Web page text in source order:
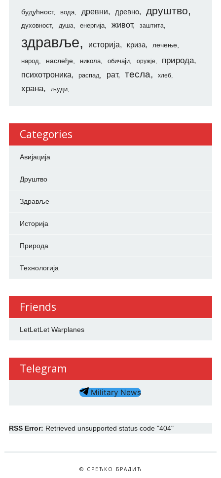
будућност вода древни древно друштво
духовност душа енергија живот заштита
здравље историја криза лечење
народ наслеђе никола обичаји оружје природа
психотроника распад рат тесла хлеб
храна људи
Categories
Авијација
Друштво
Здравље
Историја
Природа
Технологија
Friends
LetLetLet Warplanes
Telegram
Military News
RSS Error: Retrieved unsupported status code "404"
© СРЕЋКО БРАДИЋ